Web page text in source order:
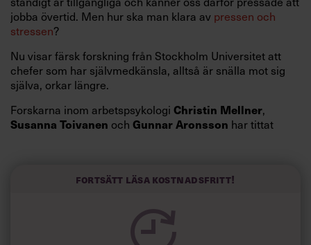
jobba övertid. Men hur ska man klara av pressen och
stressen?
Nu visar färsk forskning från Stockholm Universitet att
chefer som har självmedkänsla, alltså är snälla mot sig
själva, orkar längre.
Forskarna inom arbetspsykologi Christin Mellner,
Susanna Toivanen och Gunnar Aronsson har tittat
chefer och att många kommer få det svårt att hålla i
Forskningsgruppen har satt upp 9 viktiga faktorer för att
en chef ska orka i längden i dagens arbetsliv. En viktig
Fortsätt läsa kostnadsfritt!